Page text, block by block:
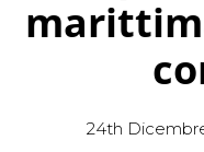
24th